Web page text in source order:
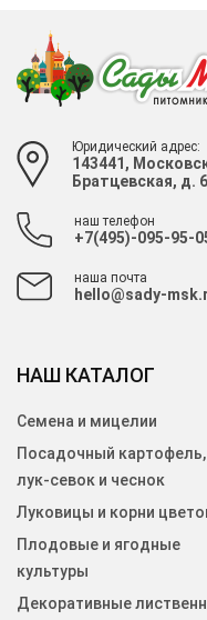
Юридический адрес:
143441,
Братцевская, д.
наш телефон
+7(495)-095-95-
наша почта
hello@sady-
НАШ КАТАЛОГ
Семена и мицелии
Посадочный картофель,
лук-севок и чеснок
Луковицы и корни
Плодовые и ягодные
культуры
Декоративные